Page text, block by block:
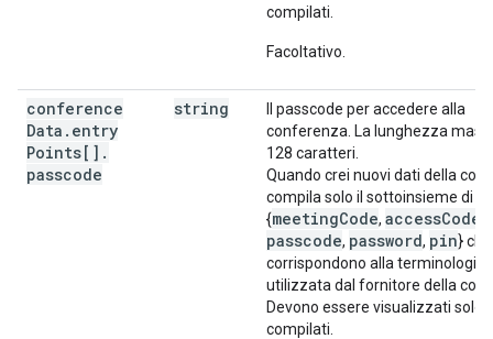
compilati.
Facoltativo.
conference
Data . entry
Points[] .
passcode
string
Il passcode per accedere alla
conferenza. La lunghezza
128 caratteri.
Quando crei nuovi dati della
compila solo il sottoinsieme di
{meetingCode, accessCode
passcode, password, pin} che
corrispondono alla terminologia
utilizzata dal fornitore della
Devono essere visualizzati solo
compilati.